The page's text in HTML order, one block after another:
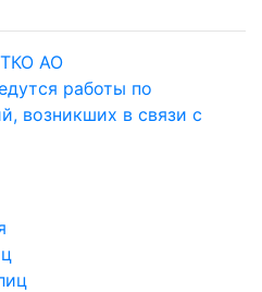
АО
работы по
возникших в связи с